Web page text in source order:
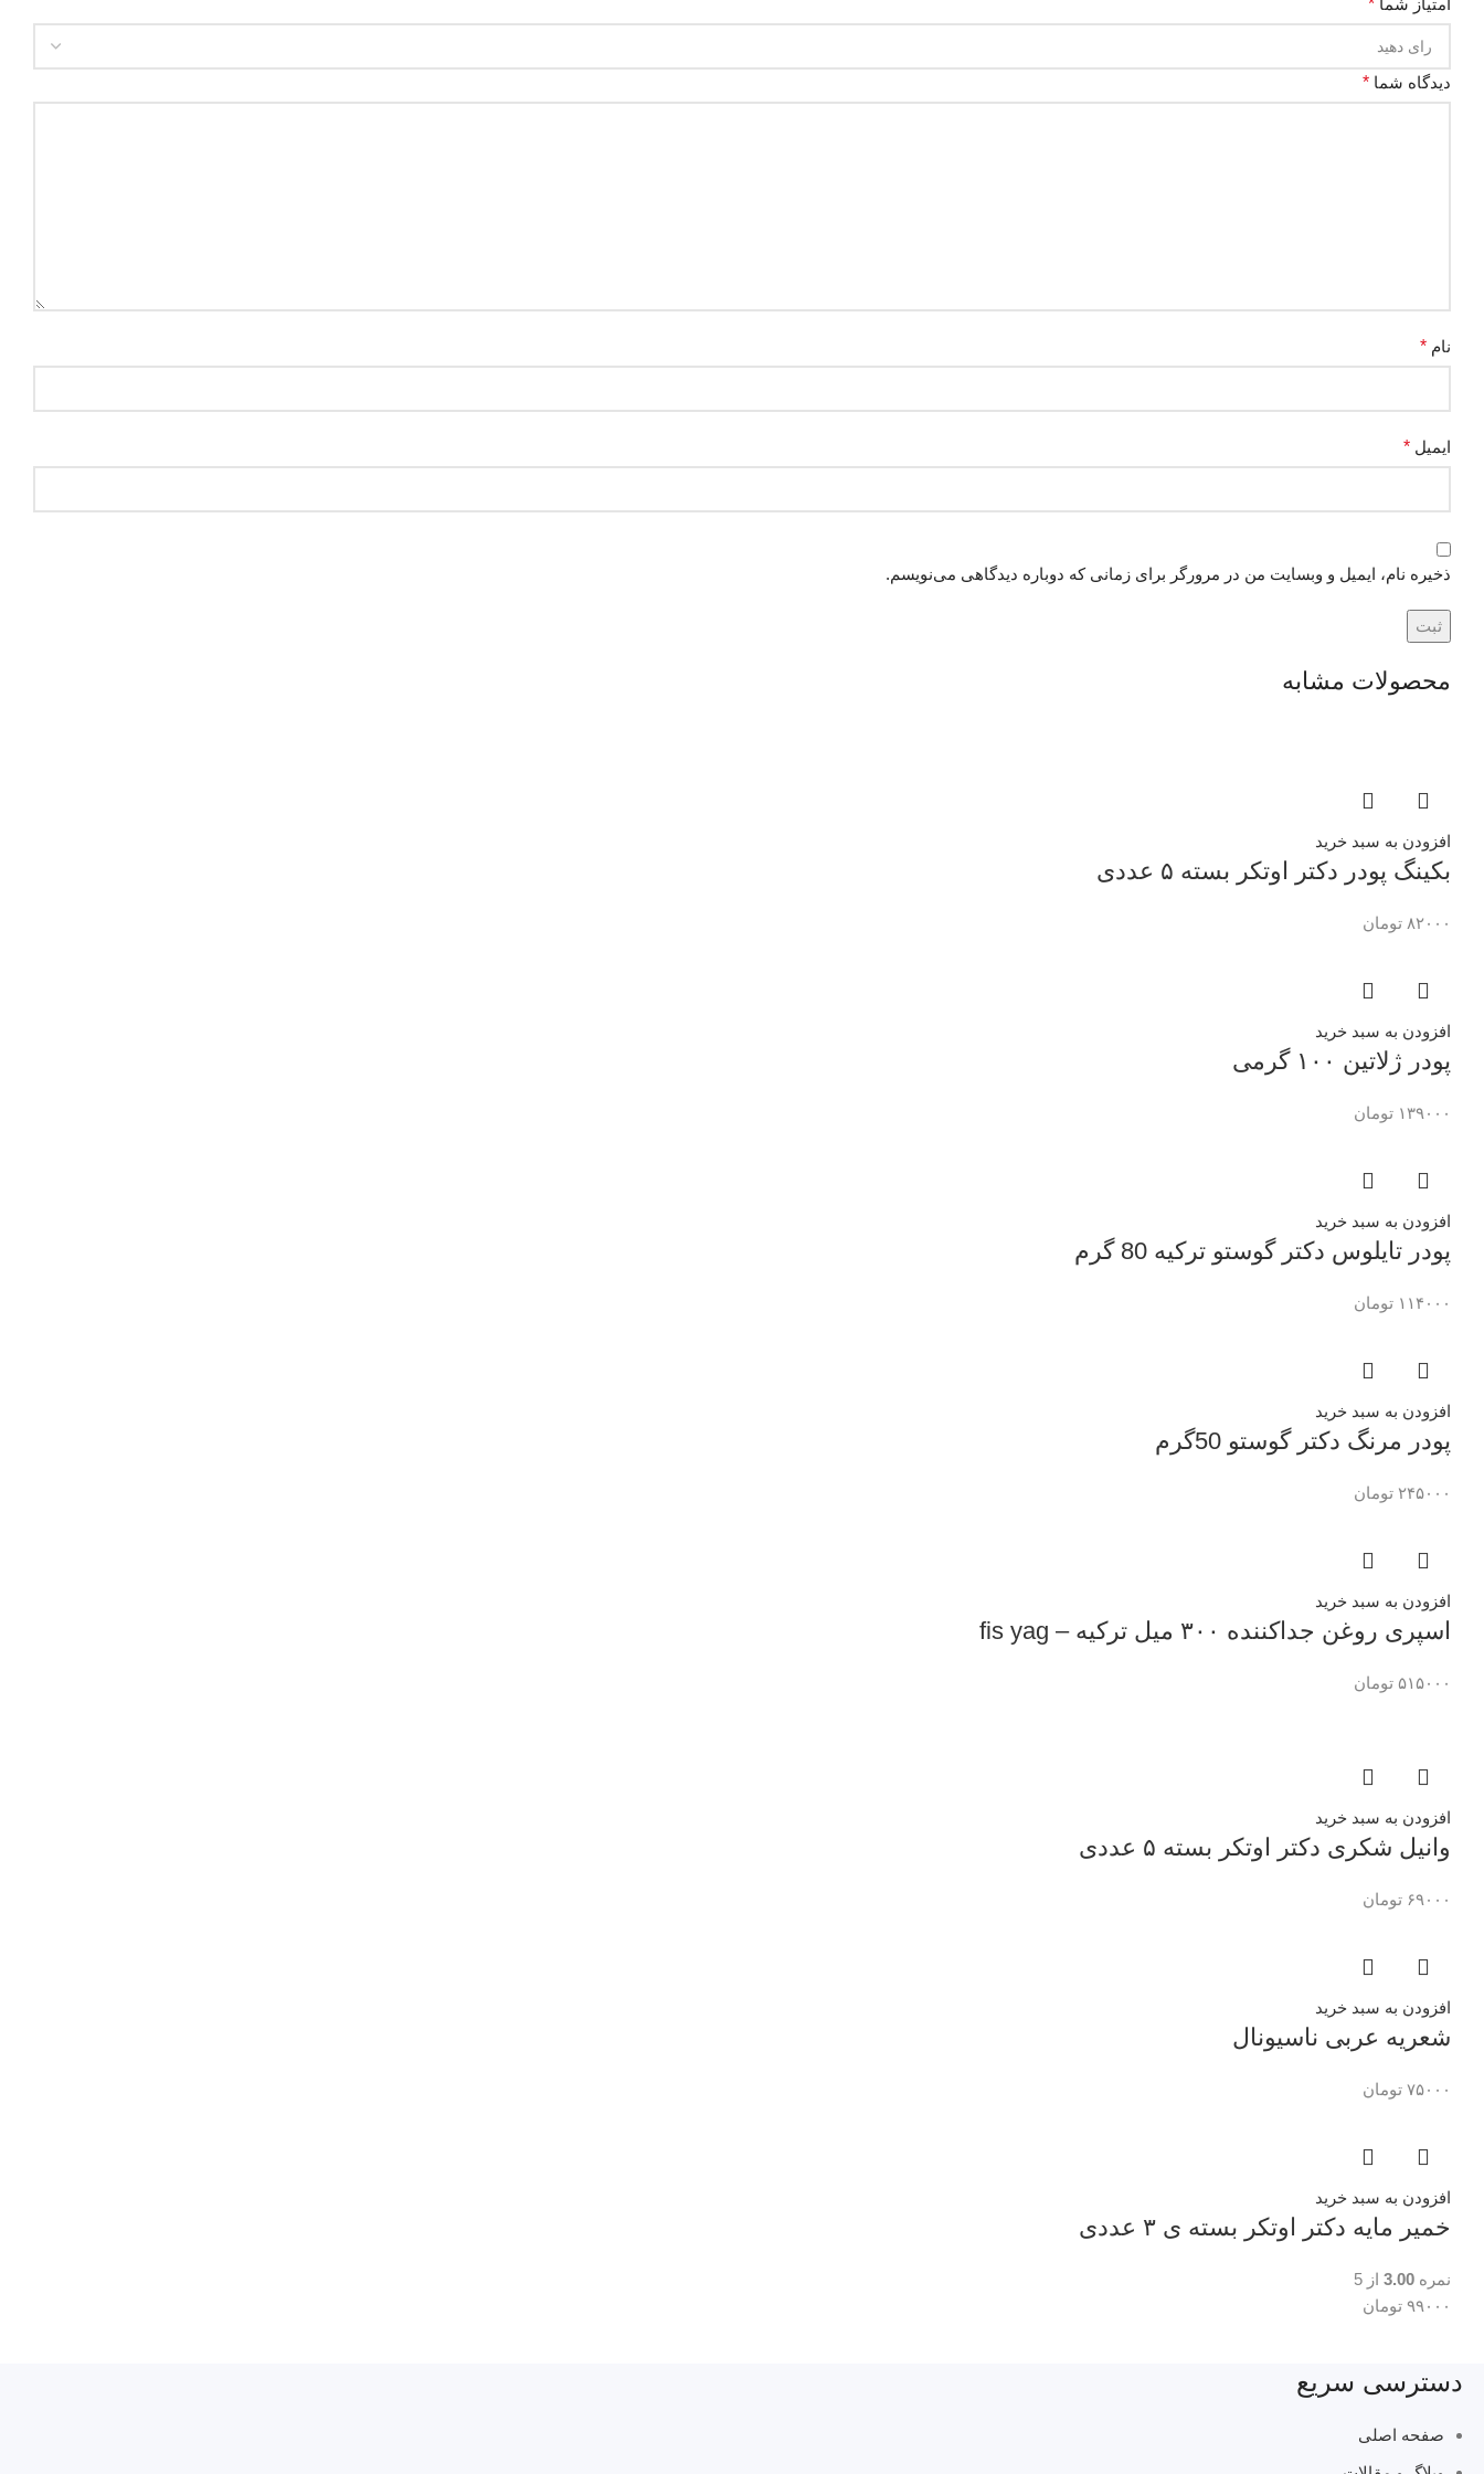
امتیاز شما *
دیدگاه شما *
نام *
ایمیل *
ذخیره نام، ایمیل و وبسایت من در مرورگر برای زمانی که دوباره دیدگاهی می‌نویسم.
محصولات مشابه
افزودن به سبد خرید
بکینگ پودر دکتر اوتکر بسته ۵ عددی
۸۲۰۰۰ تومان
افزودن به سبد خرید
پودر ژلاتین ۱۰۰ گرمی
۱۳۹۰۰۰ تومان
افزودن به سبد خرید
پودر تایلوس دکتر گوستو ترکیه 80 گرم
۱۱۴۰۰۰ تومان
افزودن به سبد خرید
پودر مرنگ دکتر گوستو 50گرم
۲۴۵۰۰۰ تومان
افزودن به سبد خرید
اسپری روغن جداکننده ۳۰۰ میل ترکیه – fis yag
۵۱۵۰۰۰ تومان
افزودن به سبد خرید
وانیل شکری دکتر اوتکر بسته ۵ عددی
۶۹۰۰۰ تومان
افزودن به سبد خرید
شعریه عربی ناسیونال
۷۵۰۰۰ تومان
افزودن به سبد خرید
خمیر مایه دکتر اوتکر بسته ی ۳ عددی
نمره 3.00 از 5
۹۹۰۰۰ تومان
دسترسی سریع
صفحه اصلی